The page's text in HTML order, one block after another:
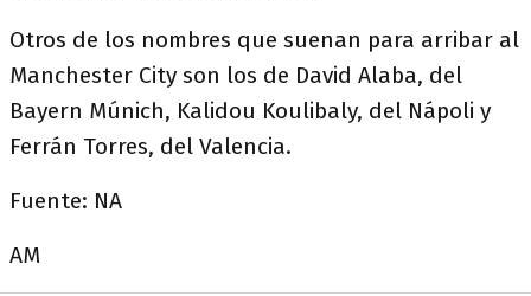
Otros de los nombres que suenan para arribar al
Manchester City son los de David Alaba, del
Bayern Múnich, Kalidou Koulibaly, del Nápoli y
Ferrán Torres, del Valencia.
Fuente: NA
AM